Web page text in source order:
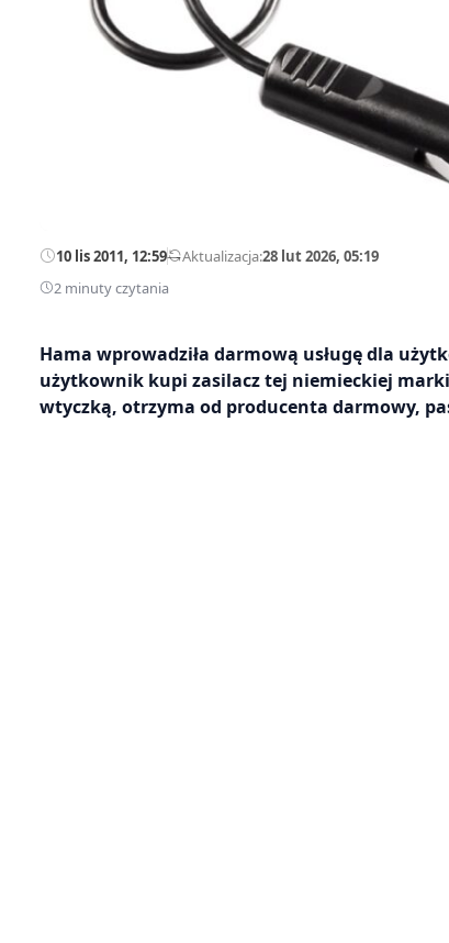
10 lis 2011, 12:59—Aktualizacja:28 lut 2026, 05:19
2 minuty czytania
Hama wprowadziła darmową usługę dla
użytkownik kupi zasilacz tej niemieckiej
wtyczką, otrzyma od producenta darmowy,